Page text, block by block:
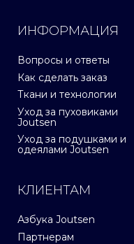
ИНФОРМАЦИЯ
Вопросы и ответы
Как сделать заказ
Ткани и технологии
Уход за пуховиками
Joutsen
Уход за подушками и
одеялами Joutsen
КЛИЕНТАМ
Азбука Joutsen
Партнерам